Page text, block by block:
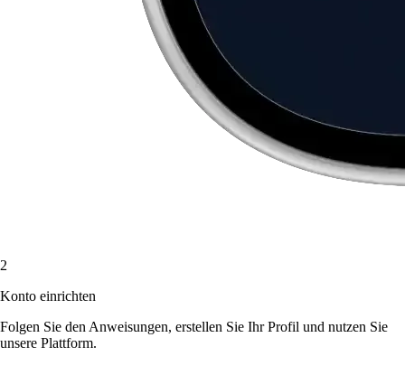
2
Konto einrichten
Folgen Sie den Anweisungen, erstellen Sie Ihr Profil und nutzen Sie
unsere Plattform.